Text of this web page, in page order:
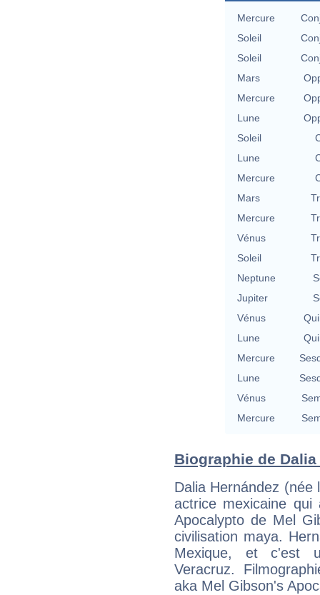
Mercure
Soleil
Soleil
Mars
Mercure
Lune
Soleil
Lune
Mercure
Mars
Mercure
Vénus
Soleil
Neptune
Jupiter
Vénus
Lune
Mercure
Lune
Vénus
Mercure
Biographie de
Dalia Hernández
actrice mexicaine
Apocalypto de Mel
civilisation maya.
Mexique, et c'est
Veracruz.
aka Mel Gibson's